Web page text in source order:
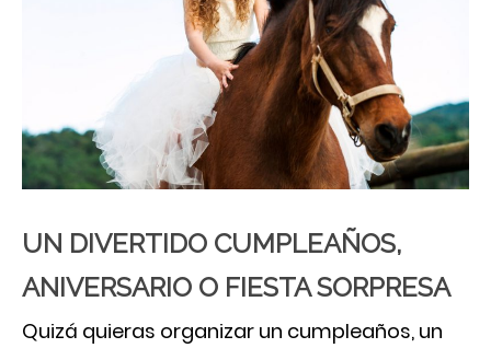
UN DIVERTIDO CUMPLEAÑOS,
ANIVERSARIO O FIESTA SORPRESA
Quizá quieras organizar un cumpleaños, un